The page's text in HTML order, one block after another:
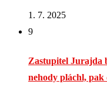
1. 7. 2025
9
Zastupitel Jurajda
nehody pláchl, pak